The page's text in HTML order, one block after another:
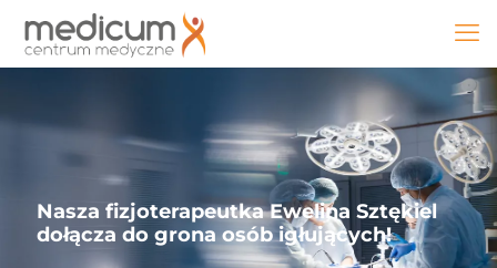
Nasza fizjoterapeutka Ewelina Sztękiel
dołącza do grona osób igłujących!